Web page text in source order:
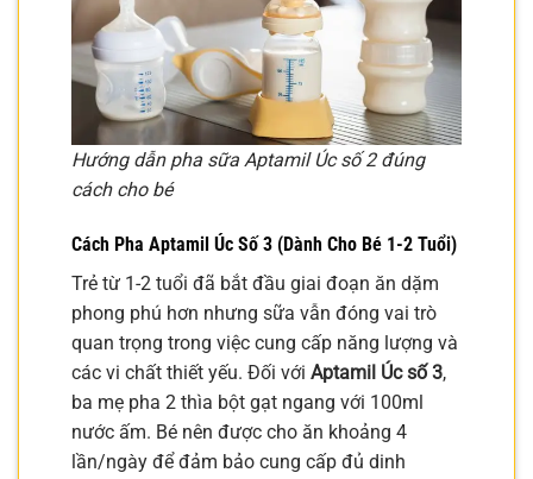
Hướng dẫn pha sữa Aptamil Úc số 2 đúng
cách cho bé
Cách Pha Aptamil Úc Số 3 (Dành Cho Bé 1-2 Tuổi)
Trẻ từ 1-2 tuổi đã bắt đầu giai đoạn ăn dặm
phong phú hơn nhưng sữa vẫn đóng vai trò
quan trọng trong việc cung cấp năng lượng và
các vi chất thiết yếu. Đối với Aptamil Úc số 3,
ba mẹ pha 2 thìa bột gạt ngang với 100ml
nước ấm. Bé nên được cho ăn khoảng 4
lần/ngày để đảm bảo cung cấp đủ dinh